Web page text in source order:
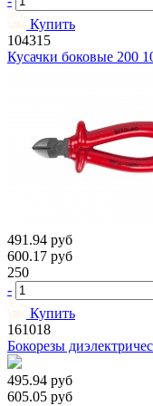
Купить
104315
Кусачки боковые 200
491.94 руб
600.17 руб
250
-
Купить
161018
Бокорезы
495.94 руб
605.05 руб